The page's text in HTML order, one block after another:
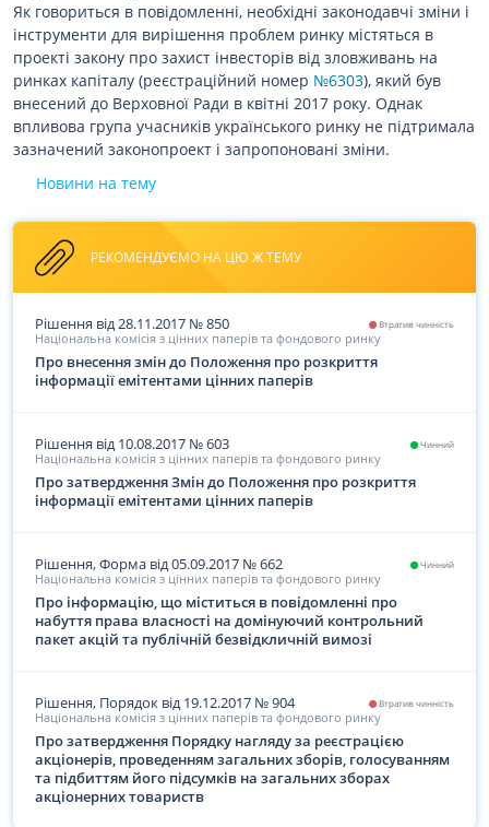
Як говориться в повідомленні, необхідні законодавчі зміни і
інструменти для вирішення проблем ринку містяться в
проекті закону про захист інвесторів від зловживань на
ринках капіталу (реєстраційний номер №6303), який був
внесений до Верховної Ради в квітні 2017 року. Однак
впливова група учасників українського ринку не підтримала
зазначений законопроект і запропоновані зміни.
Новини на тему
РЕКОМЕНДУЄМО НА ЦЮ Ж ТЕМУ
Втратив чинність
Рішення від 28.11.2017 №850
Національна комісія з цінних паперів та фондового ринку
Про внесення змін до Положення про розкриття
інформації емітентами цінних паперів
Чинний
Рішення від 10.08.2017 №603
Національна комісія з цінних паперів та фондового ринку
Про затвердження Змін до Положення про розкриття
інформації емітентами цінних паперів
Чинний
Рішення, Форма від 05.09.2017 №662
Національна комісія з цінних паперів та фондового ринку
Про інформацію, що міститься в повідомленні про
набуття права власності на домінуючий контрольний
пакет акцій та публічній безвідкличній вимозі
Втратив чинність
Рішення, Порядок від 19.12.2017 №904
Національна комісія з цінних паперів та фондового ринку
Про затвердження Порядку нагляду за реєстрацією
акціонерів, проведенням загальних зборів, голосуванням
та підбиттям його підсумків на загальних зборах
акціонерних товариств